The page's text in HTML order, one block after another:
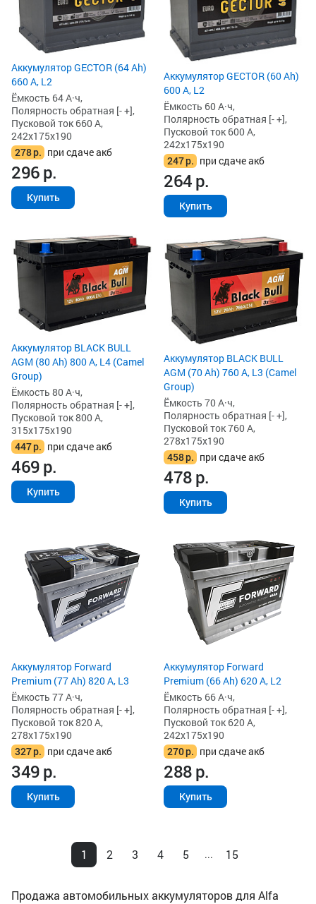
Аккумулятор GECTOR (64 Ah)
660 А, L2
Ёмкость 64 А·ч,
Полярность обратная [- +],
Пусковой ток 660 А,
242x175x190
278р. при сдаче акб
296р.
Купить
Аккумулятор GECTOR (60 Ah)
600 А, L2
Ёмкость 60 А·ч,
Полярность обратная [- +],
Пусковой ток 600 А,
242x175x190
247р. при сдаче акб
264р.
Купить
Аккумулятор BLACK BULL
AGM (80 Ah) 800 А, L4 (Camel
Group)
Ёмкость 80 А·ч,
Полярность обратная [- +],
Пусковой ток 800 А,
315x175x190
447р. при сдаче акб
469р.
Купить
Аккумулятор BLACK BULL
AGM (70 Ah) 760 А, L3 (Camel
Group)
Ёмкость 70 А·ч,
Полярность обратная [- +],
Пусковой ток 760 А,
278x175x190
458р. при сдаче акб
478р.
Купить
Аккумулятор Forward
Premium (77 Ah) 820 А, L3
Ёмкость 77 А·ч,
Полярность обратная [- +],
Пусковой ток 820 А,
278x175x190
327р. при сдаче акб
349р.
Купить
Аккумулятор Forward
Premium (66 Ah) 620 А, L2
Ёмкость 66 А·ч,
Полярность обратная [- +],
Пусковой ток 620 А,
242x175x190
270р. при сдаче акб
288р.
Купить
1 2 3 4 5 ... 15
Продажа автомобильных аккумуляторов для Alfa